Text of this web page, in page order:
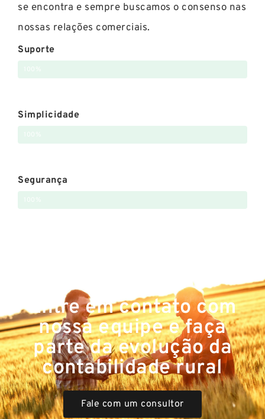
se encontra e sempre buscamos o consenso nas
nossas relações comerciais.
Suporte
100%
Simplicidade
100%
Segurança
100%
Entre em contato com
nossa equipe e faça
parte da evolução da
contabilidade rural
Fale com um consultor